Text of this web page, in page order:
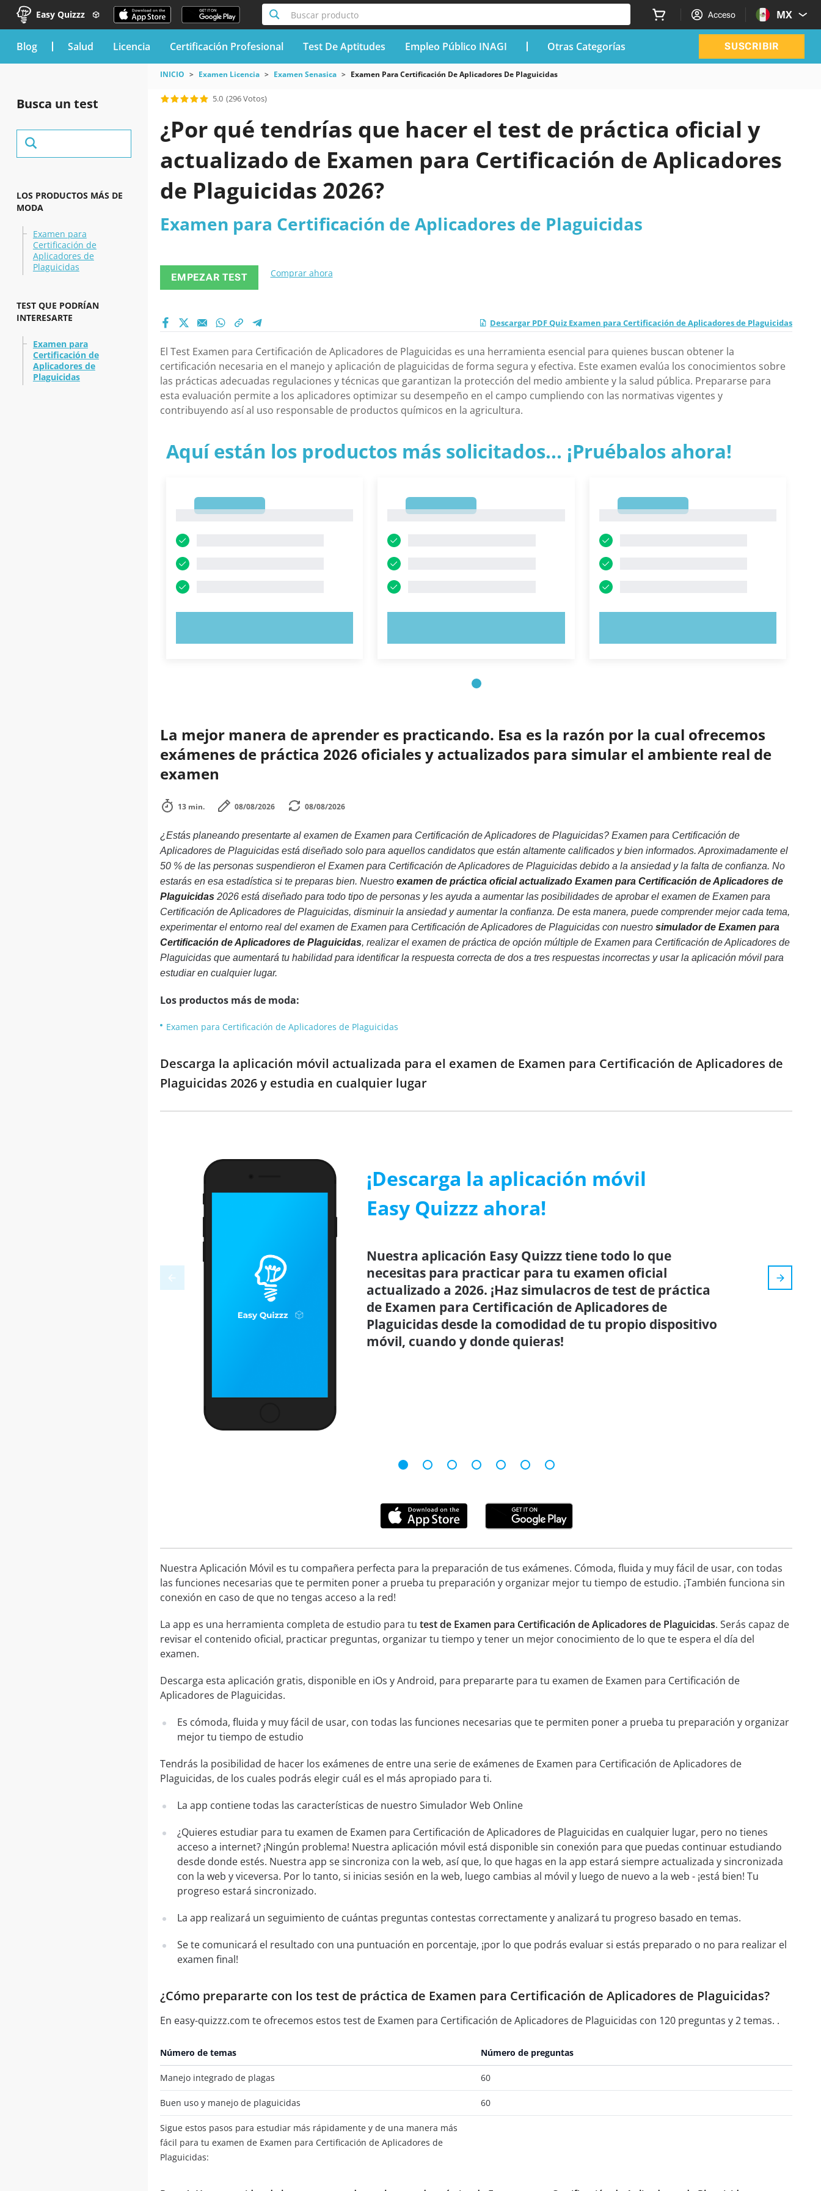
Easy Quizzz Buscar producto Acceso MX
blog Salud Licencia Certificación Profesional Test De Aptitudes Empleo Público INAGI Otras Categorías SUSCRIBIR
Busca un test
LOS PRODUCTOS MÁS DE
MODA
Examen para
Certificación de
Aplicadores de
Plaguicidas
TEST QUE PODRÍAN
INTERESARTE
Examen para
Certificación de
Aplicadores de
Plaguicidas
INICIO Examen Licencia Examen Senasica Examen Para Certificación De Aplicadores De Plaguicidas
5.0 (296 Votos)
¿Por qué tendrías que hacer el test de práctica oficial y
actualizado de Examen para Certificación de Aplicadores
de Plaguicidas 2026?
Examen para Certificación de Aplicadores de Plaguicidas
EMPEZAR TEST Comprar ahora
Descargar PDF Quiz Examen para Certificación de Aplicadores de Plaguicidas
El Test Examen para Certificación de Aplicadores de Plaguicidas es una herramienta esencial para quienes buscan obtener la
certificación necesaria en el manejo y aplicación de plaguicidas de forma segura y efectiva. Este examen evalúa los conocimientos sobre
las prácticas adecuadas regulaciones y técnicas que garantizan la protección del medio ambiente y la salud pública. Prepararse para
esta evaluación permite a los aplicadores optimizar su desempeño en el campo cumpliendo con las normativas vigentes y
contribuyendo así al uso responsable de productos químicos en la agricultura.
Aquí están los productos más solicitados... ¡Pruébalos ahora!
La mejor manera de aprender es practicando. Esa es la razón por la cual ofrecemos
exámenes de práctica 2026 oficiales y actualizados para simular el ambiente real de
examen
13 min. 08/08/2026 08/08/2026
¿Estás planeando presentarte al examen de Examen para Certificación de Aplicadores de Plaguicidas? Examen para Certificación de
Aplicadores de Plaguicidas está diseñado solo para aquellos candidatos que están altamente calificados y bien informados. Aproximadamente el
50 % de las personas suspendieron el Examen para Certificación de Aplicadores de Plaguicidas debido a la ansiedad y la falta de confianza. No
estarás en esa estadística si te preparas bien. Nuestro examen de práctica oficial actualizado Examen para Certificación de Aplicadores de
Plaguicidas2026 está diseñado para todo tipo de personas y les ayuda a aumentar las posibilidades de aprobar el examen de Examen para
Certificación de Aplicadores de Plaguicidas, disminuir la ansiedad y aumentar la confianza. De esta manera, puede comprender mejor cada tema,
experimentar el entorno real del examen de Examen para Certificación de Aplicadores de Plaguicidas con nuestro simulador de Examen para
Certificación de Aplicadores de Plaguicidas, realizar el examen de práctica de opción múltiple de Examen para Certificación de Aplicadores de
Plaguicidas que aumentará tu habilidad para identificar la respuesta correcta de dos a tres respuestas incorrectas y usar la aplicación móvil para
estudiar en cualquier lugar.
Los productos más de moda:
Examen para Certificación de Aplicadores de Plaguicidas
Descarga la aplicación móvil actualizada para el examen de Examen para Certificación de Aplicadores de
Plaguicidas 2026 y estudia en cualquier lugar
¡Descarga la aplicación móvil
Easy Quizzz ahora!
Nuestra aplicación Easy Quizzz tiene todo lo que
necesitas para practicar para tu examen oficial
actualizado a 2026. ¡Haz simulacros de test de práctica
de Examen para Certificación de Aplicadores de
Plaguicidas desde la comodidad de tu propio dispositivo
móvil, cuando y donde quieras!
Nuestra Aplicación Móvil es tu compañera perfecta para la preparación de tus exámenes. Cómoda, fluida y muy fácil de usar, con todas
las funciones necesarias que te permiten poner a prueba tu preparación y organizar mejor tu tiempo de estudio. ¡También funciona sin
conexión en caso de que no tengas acceso a la red!
La app es una herramienta completa de estudio para tu test de Examen para Certificación de Aplicadores de Plaguicidas. Serás capaz de
revisar el contenido oficial, practicar preguntas, organizar tu tiempo y tener un mejor conocimiento de lo que te espera el día del
examen.
Descarga esta aplicación gratis, disponible en iOs y Android, para prepararte para tu examen de Examen para Certificación de
Aplicadores de Plaguicidas.
Es cómoda, fluida y muy fácil de usar, con todas las funciones necesarias que te permiten poner a prueba tu preparación y organizar
mejor tu tiempo de estudio
Tendrás la posibilidad de hacer los exámenes de entre una serie de exámenes de Examen para Certificación de Aplicadores de
Plaguicidas, de los cuales podrás elegir cuál es el más apropiado para ti.
La app contiene todas las características de nuestro Simulador Web Online
¿Quieres estudiar para tu examen de Examen para Certificación de Aplicadores de Plaguicidas en cualquier lugar, pero no tienes
acceso a internet? ¡Ningún problema! Nuestra aplicación móvil está disponible sin conexión para que puedas continuar estudiando
desde donde estés. Nuestra app se sincroniza con la web, así que, lo que hagas en la app estará siempre actualizada y sincronizada
con la web y viceversa. Por lo tanto, si inicias sesión en la web, luego cambias al móvil y luego de nuevo a la web - ¡está bien! Tu
progreso estará sincronizado.
La app realizará un seguimiento de cuántas preguntas contestas correctamente y analizará tu progreso basado en temas.
Se te comunicará el resultado con una puntuación en porcentaje, ¡por lo que podrás evaluar si estás preparado o no para realizar el
examen final!
¿Cómo prepararte con los test de práctica de Examen para Certificación de Aplicadores de Plaguicidas?
En easy-quizzz.com te ofrecemos estos test de Examen para Certificación de Aplicadores de Plaguicidas con 120 preguntas y 2 temas. .
Número de temas Número de preguntas
Manejo integrado de plagas 60
Buen uso y manejo de plaguicidas 60
Sigue estos pasos para estudiar más rápidamente y de una manera más
fácil para tu examen de Examen para Certificación de Aplicadores de
Plaguicidas: